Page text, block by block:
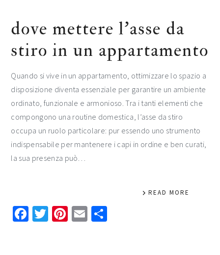
dove mettere l’asse da
stiro in un appartamento
Quando si vive in un appartamento, ottimizzare lo spazio a
disposizione diventa essenziale per garantire un ambiente
ordinato, funzionale e armonioso. Tra i tanti elementi che
compongono una routine domestica, l’asse da stiro
occupa un ruolo particolare: pur essendo uno strumento
indispensabile per mantenere i capi in ordine e ben curati,
la sua presenza può…
READ MORE
Facebook
Twitter
Pinterest
Email